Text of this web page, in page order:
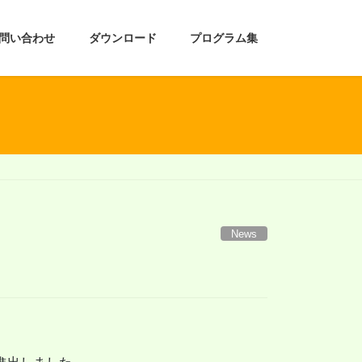
い合わせ ダウンロード プログラム集
News